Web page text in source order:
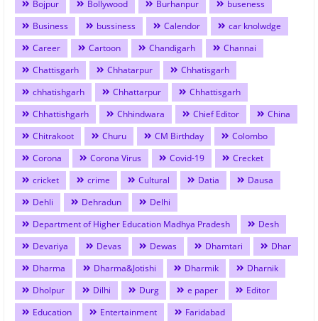
Bojpur Bollywood Burhanpur
buseness
Business
bussiness Calendor
car knolwdge
Career
Cartoon Chandigarh
Channai
Chattisgarh
Chhatarpur
Chhatisgarh
chhatishgarh
Chhattarpur
Chhattisgarh
Chhattishgarh
Chhindwara Chief Editor
China
Chitrakoot
Churu CM Birthday
Colombo
Corona
Corona Virus Covid-19
Crecket
cricket
crime Cultural Datia
Dausa
Dehli
Dehradun
Delhi
Department of Higher Education Madhya Pradesh
Desh
Devariya
Devas Dewas Dhamtari
Dhar
Dharma
Dharma&Jotishi Dharmik
Dharnik
Dholpur
Dilhi Durg e paper
Editor
Education
Entertainment
Faridabad